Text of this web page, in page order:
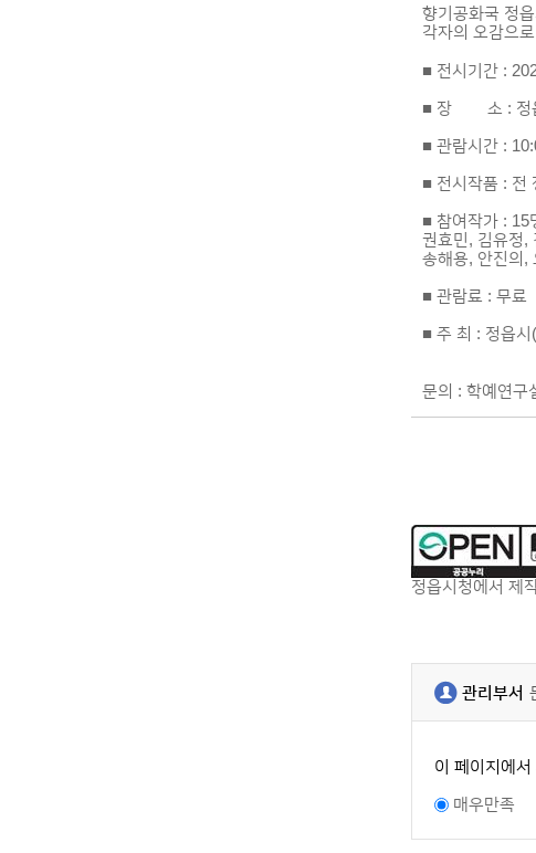
향기공화국 정
각자의 오감으
■ 전시기간 :
■ 장 소 : 정읍
■ 관람시간 :
■ 전시작품 : 전
■ 참여작가 : 15
권효민, 김유정,
송해용, 안진의,
■ 관람료 : 무료
■ 주 최 : 정읍
문의 : 학예연구
정읍시청에서 제
관리부서
이 페이지에
매우만족